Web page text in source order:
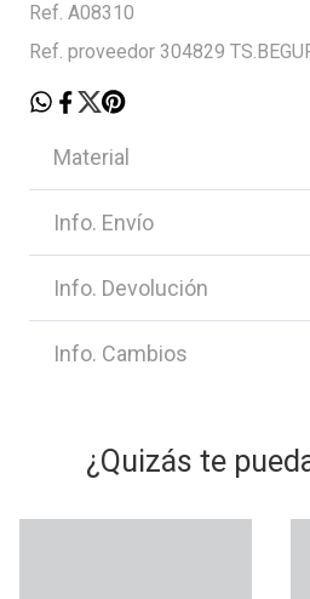
Ref. A08310
Ref. proveedor 304829
Material
Info. Envío
Info. Devolución
Info. Cambios
¿Quizás te